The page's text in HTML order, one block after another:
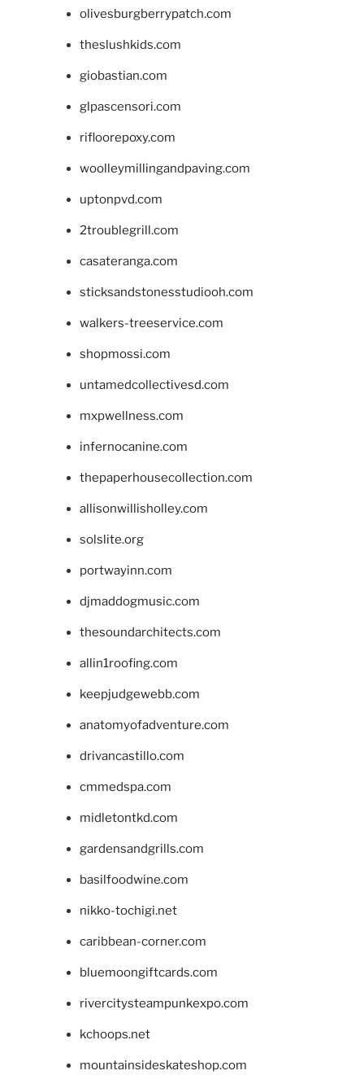
olivesburgberrypatch.com
theslushkids.com
giobastian.com
glpascensori.com
rifloorepoxy.com
woolleymillingandpaving.com
uptonpvd.com
2troublegrill.com
casateranga.com
sticksandstonesstudiooh.com
walkers-treeservice.com
shopmossi.com
untamedcollectivesd.com
mxpwellness.com
infernocanine.com
thepaperhousecollection.com
allisonwillisholley.com
solslite.org
portwayinn.com
djmaddogmusic.com
thesoundarchitects.com
allin1roofing.com
keepjudgewebb.com
anatomyofadventure.com
drivancastillo.com
cmmedspa.com
midletontkd.com
gardensandgrills.com
basilfoodwine.com
nikko-tochigi.net
caribbean-corner.com
bluemoongiftcards.com
rivercitysteampunkexpo.com
kchoops.net
mountainsideskateshop.com